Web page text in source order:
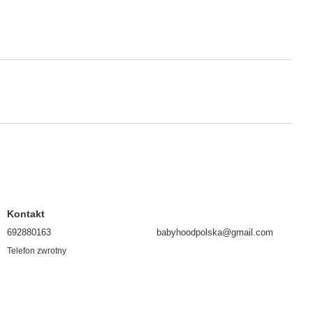
Kontakt
692880163
Telefon zwrotny
babyhoodpolska@gmail.com